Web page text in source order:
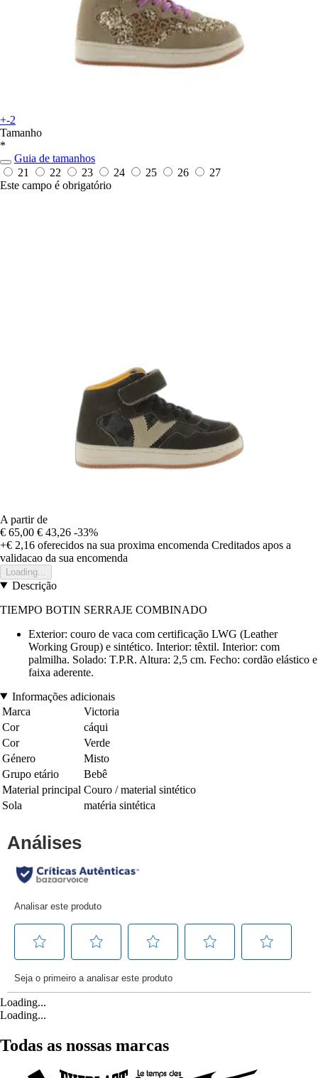
+-2
Tamanho
*
Guia de tamanhos
21
22 23 24 25 26
27
Este campo é obrigatório
A partir de
€ 65,00 € 43,26 -33%
+€ 2,16 oferecidos na sua proxima encomenda Creditados apos a
validacao da sua encomenda
Loading...
Descrição
TIEMPO BOTIN SERRAJE COMBINADO
Exterior: couro de vaca com certificação LWG (Leather
Working Group) e sintético. Interior: têxtil. Interior: com
palmilha. Solado: T.P.R. Altura: 2,5 cm. Fecho: cordão elástico e
faixa aderente.
Informações adicionais
Marca
Victoria
Cor
cáqui
Cor
Verde
Género
Misto
Grupo etário
Bebê
Material principal Couro / material sintético
Sola
matéria sintética
Loading...
Loading...
Todas as nossas marcas